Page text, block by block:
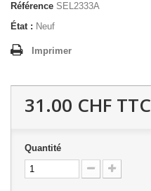
Référence SEL2333A
État : Neuf
Imprimer
31.00 CHF TTC
Quantité